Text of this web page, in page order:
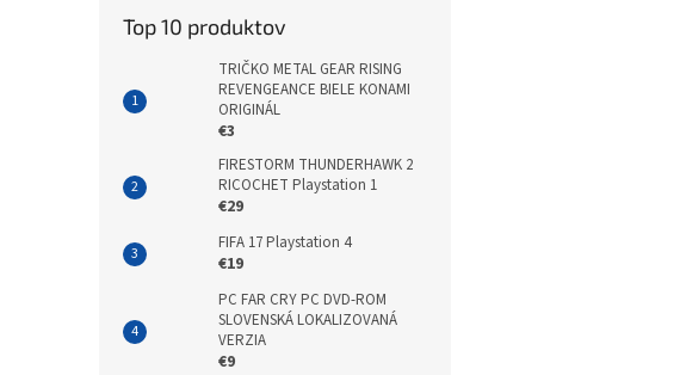
Top 10 produktov
TRIČKO METAL GEAR RISING
REVENGEANCE BIELE KONAMI
ORIGINÁL
€3
FIRESTORM THUNDERHAWK 2
RICOCHET Playstation 1
€29
FIFA 17 Playstation 4
€19
PC FAR CRY PC DVD-ROM
SLOVENSKÁ LOKALIZOVANÁ
VERZIA
€9